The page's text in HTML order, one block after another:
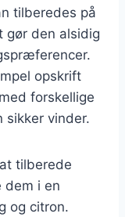
tilberedes på
gør den alsidig
opskrift
forskellige
sikker vinder.
tilberede
dem i en
og citron.